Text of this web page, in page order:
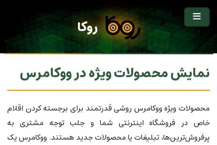
روکا
نمایش محصولات ویژه در ووکامرس
محصولات ویژه ووکامرس روشی قدرتمند برای برجسته کردن اقلام
خاص در فروشگاه اینترنتی شما و جلب توجه مشتری به
پرفروش‌ترین‌ها، تبلیغات یا محصولات جدید هستند. ووکامرس یک